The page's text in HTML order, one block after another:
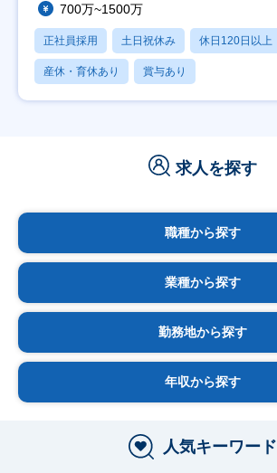
700万~1500万
正社員採用 土日祝休み 休日120日以上
産休・育休あり 賞与あり
求人を探す
職種から探す
業種から探す
勤務地から探す
年収から探す
人気キーワード